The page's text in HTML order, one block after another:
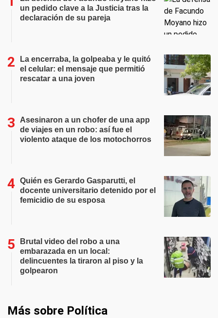
un pedido clave a la Justicia tras la
declaración de su pareja
La encerraba, la golpeaba y le quitó
el celular: el mensaje que permitió
rescatar a una joven
Asesinaron a un chofer de una app
de viajes en un robo: así fue el
violento ataque de los motochorros
Quién es Gerardo Gasparutti, el
docente universitario detenido por el
femicidio de su esposa
Brutal video del robo a una
embarazada en un local:
delincuentes la tiraron al piso y la
golpearon
Más sobre Política